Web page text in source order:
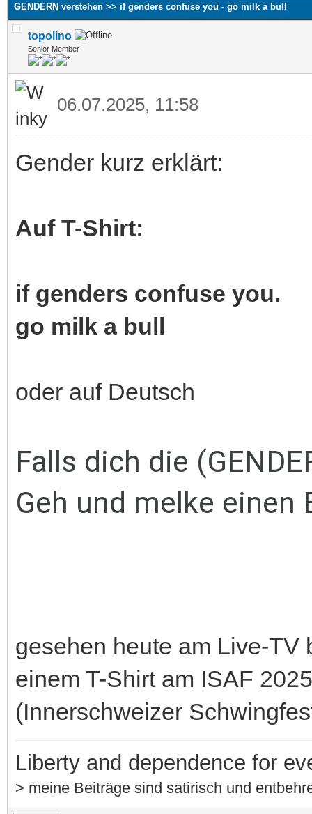
GENDERN verstehen >> if genders confuse you - go milk a bull
topolino
Senior Member
06.07.2025, 11:58
Gender kurz erklärt:
Auf T-Shirt:
if genders confuse you.
go milk a bull
oder auf Deutsch
Falls dich die
Geh und melke einen
gesehen heute am Live-TV
einem T-Shirt am ISAF 2025
(Innerschweizer
Liberty and dependence for
> meine Beiträge sind satirisch und